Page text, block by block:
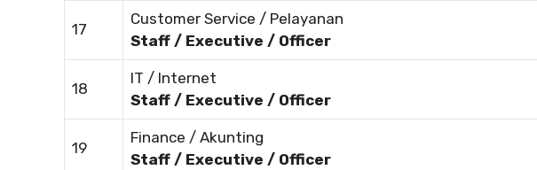
17
Customer Service / Pelayanan
Staff / Executive / Officer
18
IT / Internet
Staff / Executive / Officer
19
Finance / Akunting
Staff / Executive / Officer